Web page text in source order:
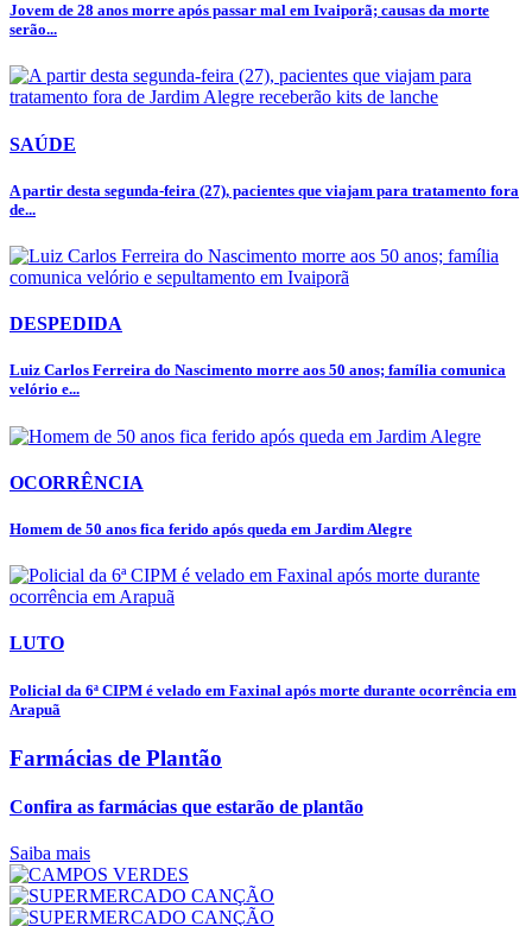
Jovem de 28 anos morre após passar mal em Ivaiporã; causas da morte
serão...
SAÚDE
A partir desta segunda-feira (27), pacientes que viajam para tratamento fora
de...
DESPEDIDA
Luiz Carlos Ferreira do Nascimento morre aos 50 anos; família comunica
velório e...
OCORRÊNCIA
Homem de 50 anos fica ferido após queda em Jardim Alegre
LUTO
Policial da 6ª CIPM é velado em Faxinal após morte durante ocorrência em
Arapuã
Farmácias de Plantão
Confira as farmácias que estarão de plantão
Saiba mais